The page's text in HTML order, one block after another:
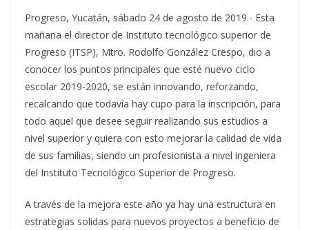
Progreso, Yucatán, sábado 24 de agosto de 2019.- Esta
mañana el director de Instituto tecnológico superior de
Progreso (ITSP), Mtro. Rodolfo González Crespo, dio a
conocer los puntos principales que esté nuevo ciclo
escolar 2019-2020, se están innovando, reforzando,
recalcando que todavía hay cupo para la inscripción, para
todo aquel que desee seguir realizando sus estudios a
nivel superior y quiera con esto mejorar la calidad de vida
de sus familias, siendo un profesionista a nivel ingeniera
del Instituto Tecnológico Superior de Progreso.
A través de la mejora este año ya hay una estructura en
estrategias solidas para nuevos proyectos a beneficio de